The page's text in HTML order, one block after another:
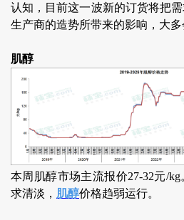
认知，目前这一波新的订货将把
生产商的造势所带来的影响，大多
肌醇
本周肌醇市场主流报价27-32元/
求清淡， 肌醇价格趋弱运行。